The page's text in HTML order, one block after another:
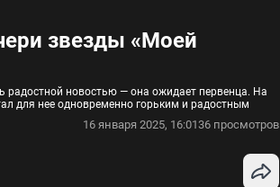
звезды «Моей
радостной новостью — она ожидает первенца. На
для нее одновременно горьким и радостным
16 января 2025, 16:0136 просмотров